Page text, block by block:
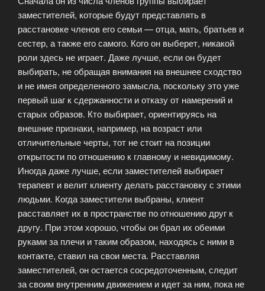
заместителей, которые будут представлять в
расстановке членов его семьи — отца, мать, братьев и
сестер, а также его самого. Кого он выберет, никакой
роли здесь не играет. Даже лучше, если он будет
выбирать, не обращая внимания на внешнее сходство
и не имея определенного замысла, поскольку это уже
первый шаг к сдержанности и отказу от намерений и
старых образов. Кто выбирает, ориентируясь на
внешние признаки, например, на возраст или
отличительные черты, тот не стоит на позиции
открытости по отношению к главному и невидимому.
Иногда даже лучше, если заместителей выбирает
терапевт и велит клиенту делать расстановку с этими
людьми. Когда заместители выбраны, клиент
расставляет их в пространстве по отношению друг к
другу. При этом хорошо, чтобы он брал их обеими
руками за плечи и таким образом, находясь с ними в
контакте, ставил на свои места. Расставляя
заместителей, он остается сосредоточенным, следит
за своим внутренним движением и идет за ним, пока не